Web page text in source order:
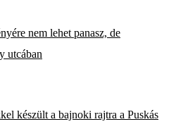
nem lehet panasz, de
utcában
készült a bajnoki rajtra a Puskás